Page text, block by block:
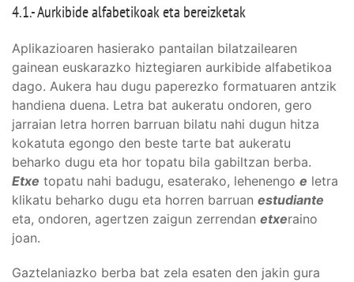
4.1.- Aurkibide alfabetikoak eta bereizketak
Aplikazioaren hasierako pantailan bilatzailearen
gainean euskarazko hiztegiaren aurkibide alfabetikoa
dago. Aukera hau dugu paperezko formatuaren antzik
handiena duena. Letra bat aukeratu ondoren, gero
jarraian letra horren barruan bilatu nahi dugun hitza
kokatuta egongo den beste tarte bat aukeratu
beharko dugu eta hor topatu bila gabiltzan berba.
Etxe topatu nahi badugu, esaterako, lehenengo e letra
klikatu beharko dugu eta horren barruan estudiante
eta, ondoren, agertzen zaigun zerrendan etxeraino
joan.
Gaztelaniazko berba bat zela esaten den jakin gura